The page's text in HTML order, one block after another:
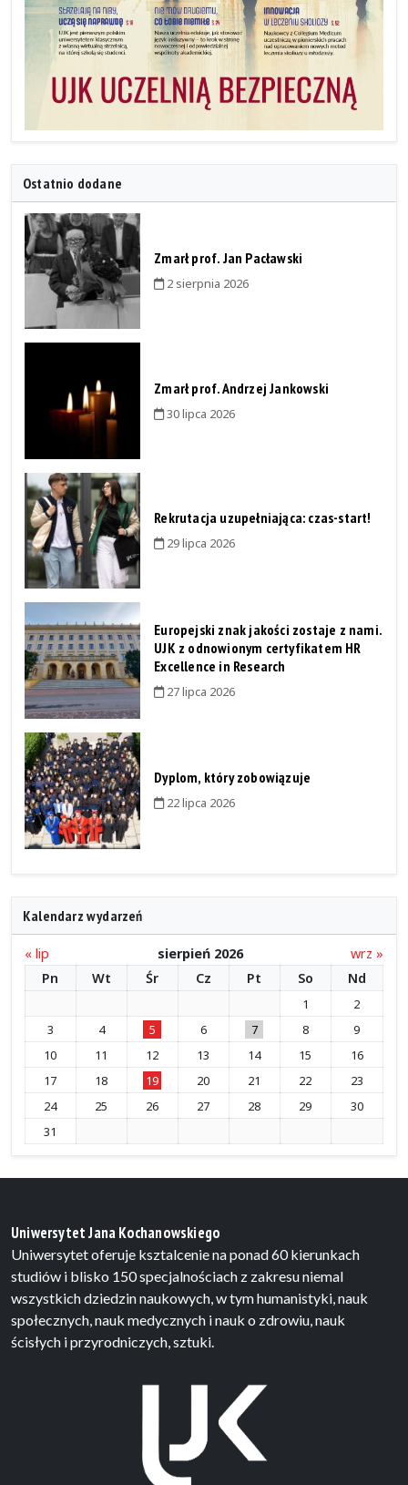
Ostatnio dodane
Zmarł prof. Jan Pacławski
2 sierpnia 2026
Zmarł prof. Andrzej Jankowski
30 lipca 2026
Rekrutacja uzupełniająca: czas-start!
29 lipca 2026
Europejski znak jakości zostaje z nami.
UJK z odnowionym certyfikatem HR
Excellence in Research
27 lipca 2026
Dyplom, który zobowiązuje
22 lipca 2026
Kalendarz wydarzeń
« lip sierpień 2026
wrz »
Pn
Wt Śr Cz Pt So Nd
1
2
3
4 5 6 7 8
9
10
11 12 13 14 15
16
17
18 19 20 21 22
23
24
25 26 27 28 29
30
31
Uniwersytet Jana Kochanowskiego
Uniwersytet oferuje ksztalcenie na ponad 60 kierunkach
studiów i blisko 150 specjalnościach z zakresu niemal
wszystkich dziedzin naukowych, w tym humanistyki, nauk
społecznych, nauk medycznych i nauk o zdrowiu, nauk
ścisłych i przyrodniczych, sztuki.